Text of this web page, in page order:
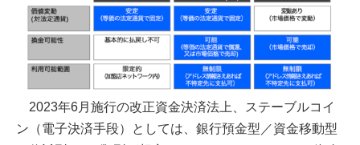
2023年6月施行の改正資金決済法上、ステーブルコイ
ン（電子決済手段）としては、銀行預金型／資金移動型